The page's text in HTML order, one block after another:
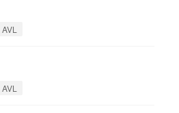
AVL
AVL